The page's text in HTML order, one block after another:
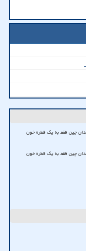
دانشمندان چین فقط به یک قطره خون
دانشمندان چین فقط به یک قطره خون